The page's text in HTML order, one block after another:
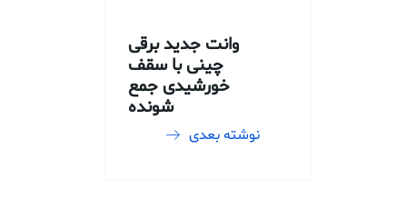
وانت جدید برقی
چینی با سقف
خورشیدی جمع
شونده
نوشته بعدی